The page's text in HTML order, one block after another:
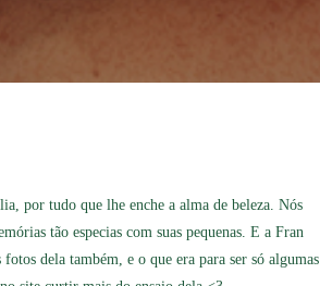
por tudo que lhe enche a alma de beleza. Nós
tão especias com suas pequenas. E a Fran
dela também, e o que era para ser só algumas